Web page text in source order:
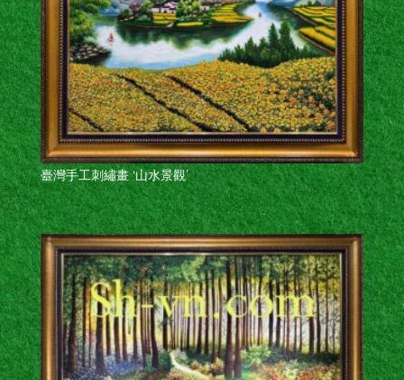
臺灣手工刺繡畫 ‘山水景觀’